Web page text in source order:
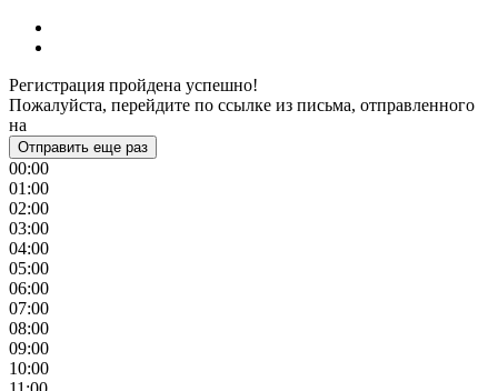
Регистрация пройдена успешно!
Пожалуйста, перейдите по ссылке из письма, отправленного
на
Отправить еще раз
00:00
01:00
02:00
03:00
04:00
05:00
06:00
07:00
08:00
09:00
10:00